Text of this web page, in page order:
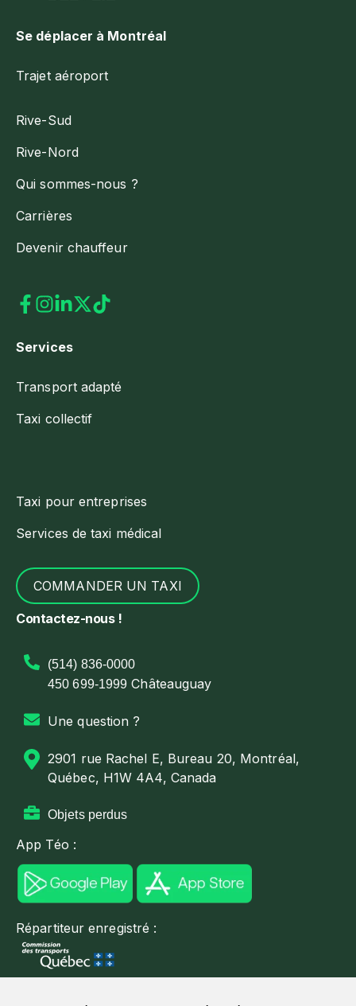
Se déplacer à Montréal
Trajet aéroport
Rive-Sud
Rive-Nord
Qui sommes-nous ?
Carrières
Devenir chauffeur
Services
Transport adapté
Taxi collectif
Taxi pour entreprises
Services de taxi médical
COMMANDER UN TAXI
Contactez-nous !
(514) 836-0000
450 699-1999 Châteauguay
Une question ?
2901 rue Rachel E, Bureau 20, Montréal,
Québec, H1W 4A4, Canada
Objets perdus
App Téo :
Répartiteur enregistré :